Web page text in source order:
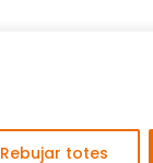
Rebujar totes